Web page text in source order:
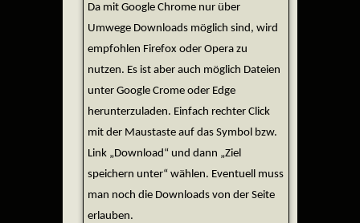
Da mit Google Chrome nur über
Umwege Downloads möglich sind, wird
empfohlen Firefox oder Opera zu
nutzen. Es ist aber auch möglich Dateien
unter Google Crome oder Edge
herunterzuladen. Einfach rechter Click
mit der Maustaste auf das Symbol bzw.
Link „Download“ und dann „Ziel
speichern unter“ wählen. Eventuell muss
man noch die Downloads von der Seite
erlauben.